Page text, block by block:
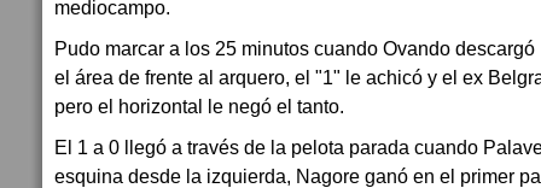
mediocampo.
Pudo marcar a los 25 minutos cuando Ovando
el área de frente al arquero, el "1" le achicó y el ex
pero el horizontal le negó el tanto.
El 1 a 0 llegó a través de la pelota parada cuando
esquina desde la izquierda, Nagore ganó en el primer